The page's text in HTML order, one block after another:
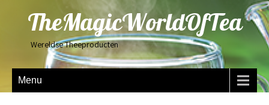
TheMagicWorldOfTea
Wereldse Theeproducten
Menu